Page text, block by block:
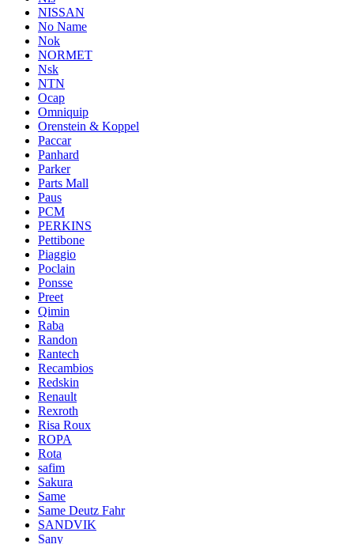
NISSAN
No Name
Nok
NORMET
Nsk
NTN
Ocap
Omniquip
Orenstein & Koppel
Paccar
Panhard
Parker
Parts Mall
Paus
PCM
PERKINS
Pettibone
Piaggio
Poclain
Ponsse
Preet
Qimin
Raba
Randon
Rantech
Recambios
Redskin
Renault
Rexroth
Risa Roux
ROPA
Rota
safim
Sakura
Same
Same Deutz Fahr
SANDVIK
Sany